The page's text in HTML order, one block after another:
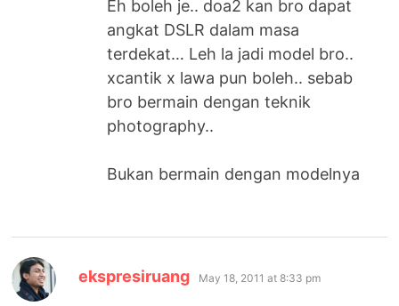
Eh boleh je.. doa2 kan bro dapat
angkat DSLR dalam masa
terdekat… Leh la jadi model bro..
xcantik x lawa pun boleh.. sebab
bro bermain dengan teknik
photography..
Bukan bermain dengan modelnya
ekspresiruang says:
May 18, 2011 at 8:33 pm